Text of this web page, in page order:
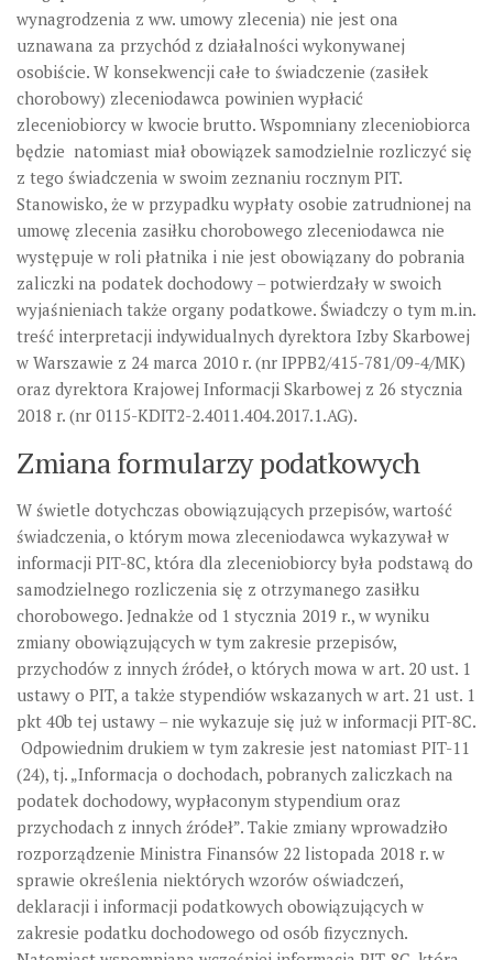
wynagrodzenia z ww. umowy zlecenia) nie jest ona
uznawana za przychód z działalności wykonywanej
osobiście. W konsekwencji całe to świadczenie (zasiłek
chorobowy) zleceniodawca powinien wypłacić
zleceniobiorcy w kwocie brutto. Wspomniany zleceniobiorca
będzie natomiast miał obowiązek samodzielnie rozliczyć się
z tego świadczenia w swoim zeznaniu rocznym PIT.
Stanowisko, że w przypadku wypłaty osobie zatrudnionej na
umowę zlecenia zasiłku chorobowego zleceniodawca nie
występuje w roli płatnika i nie jest obowiązany do pobrania
zaliczki na podatek dochodowy – potwierdzały w swoich
wyjaśnieniach także organy podatkowe. Świadczy o tym m.in.
treść interpretacji indywidualnych dyrektora Izby Skarbowej
w Warszawie z 24 marca 2010 r. (nr IPPB2/415-781/09-4/MK)
oraz dyrektora Krajowej Informacji Skarbowej z 26 stycznia
2018 r. (nr 0115-KDIT2-2.4011.404.2017.1.AG).
Zmiana formularzy podatkowych
W świetle dotychczas obowiązujących przepisów, wartość
świadczenia, o którym mowa zleceniodawca wykazywał w
informacji PIT-8C, która dla zleceniobiorcy była podstawą do
samodzielnego rozliczenia się z otrzymanego zasiłku
chorobowego. Jednakże od 1 stycznia 2019 r., w wyniku
zmiany obowiązujących w tym zakresie przepisów,
przychodów z innych źródeł, o których mowa w art. 20 ust. 1
ustawy o PIT, a także stypendiów wskazanych w art. 21 ust. 1
pkt 40b tej ustawy – nie wykazuje się już w informacji PIT-8C.
Odpowiednim drukiem w tym zakresie jest natomiast PIT-11
(24), tj. „Informacja o dochodach, pobranych zaliczkach na
podatek dochodowy, wypłaconym stypendium oraz
przychodach z innych źródeł”. Takie zmiany wprowadziło
rozporządzenie Ministra Finansów 22 listopada 2018 r. w
sprawie określenia niektórych wzorów oświadczeń,
deklaracji i informacji podatkowych obowiązujących w
zakresie podatku dochodowego od osób fizycznych.